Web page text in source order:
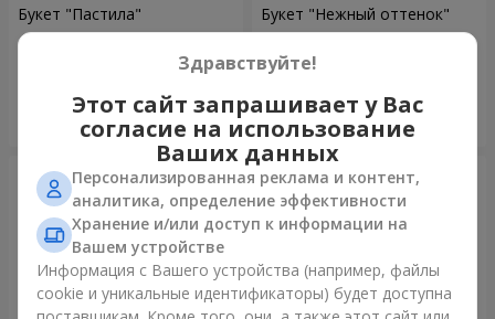
Букет "Пастила" Букет "Нежный оттенок"
4 427 грн
Заказать
Здравствуйте!
Этот сайт запрашивает у Вас
согласие на использование
Ваших данных
Персонализированная реклама и контент,
аналитика, определение эффективности
Хранение и/или доступ к информации на
Вашем устройстве
Информация с Вашего устройства (например, файлы
cookie и уникальные идентификаторы) будет доступна